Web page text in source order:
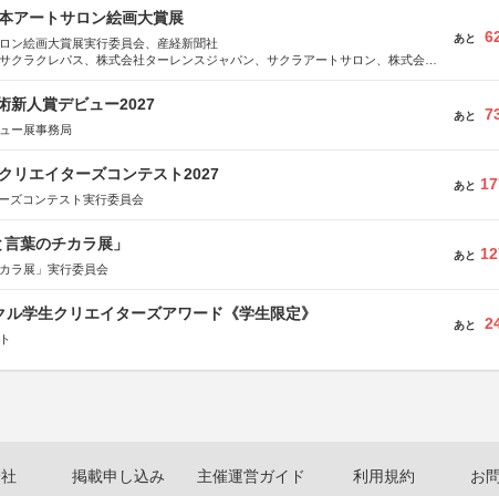
アートサロン絵画大賞展
ン絵画大賞展実行委員会、産経新聞社
クラクレパス、株式会社ターレンスジャパン、サクラアートサロン、株式会社
あと
新人賞デビュー2027
ー展事務局
あと
リエイターズコンテスト2027
ズコンテスト実行委員会
あと
葉のチカラ展」
ラ展」実行委員会
あと
ル学生クリエイターズアワード《学生限定》
あと
掲載申し込み 主催運営ガイド 利用規約 お